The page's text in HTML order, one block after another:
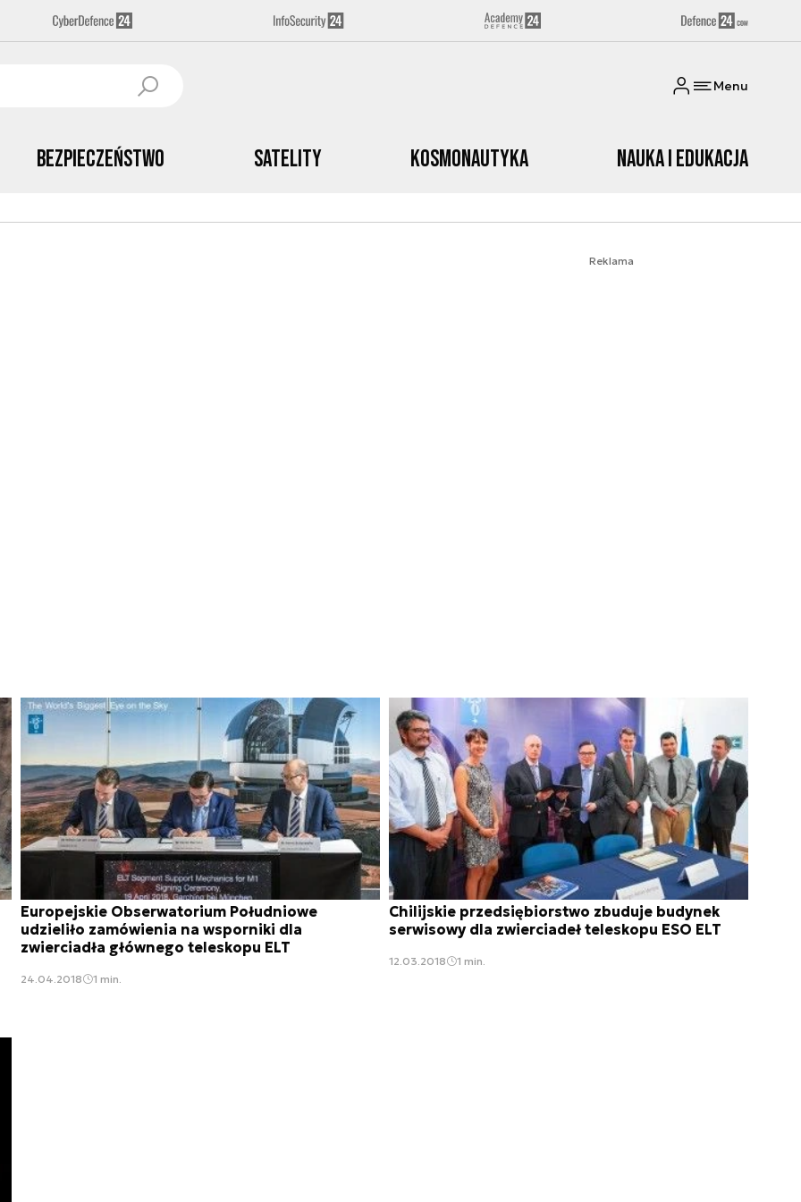
Menu
Bezpieczeństwo Satelity Kosmonautyka Nauka i edukacja
Reklama
Europejskie Obserwatorium Południowe
udzieliło zamówienia na wsporniki dla
zwierciadła głównego teleskopu ELT
24.04.2018 1 min.
Chilijskie przedsiębiorstwo zbuduje budynek
serwisowy dla zwierciadeł teleskopu ESO ELT
12.03.2018 1 min.